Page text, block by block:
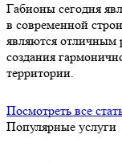
Габионы сегодня
в современной
являются отличным
создания
территории.
Посмотреть все
Популярные услуги